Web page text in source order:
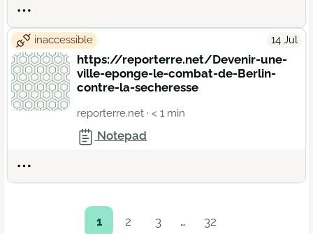
inaccessible 14 Jul
https://reporterre.net/Devenir-une-
ville-eponge-le-combat-de-Berlin-
contre-la-secheresse
reporterre.net · < 1 min
Notepad
1 2 3 … 32